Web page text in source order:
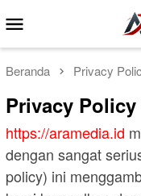
ke
kontenMobile
Beranda Privacy
Privacy Policy
https://aramedia.id
dengan sangat
policy) ini